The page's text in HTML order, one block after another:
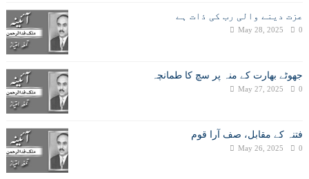
عزت دینے والی رب کی ذات ہے
May 28, 2025 0
جھوٹے بھارت کے منہ پر سچ کا طمانچہ
May 27, 2025 0
فتنہ کے مقابل، صف آرا قوم
May 26, 2025 0